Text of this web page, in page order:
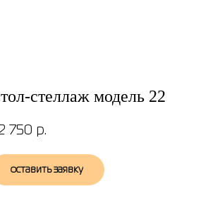
стеллаж модель 22
750 р.
оставить заявку